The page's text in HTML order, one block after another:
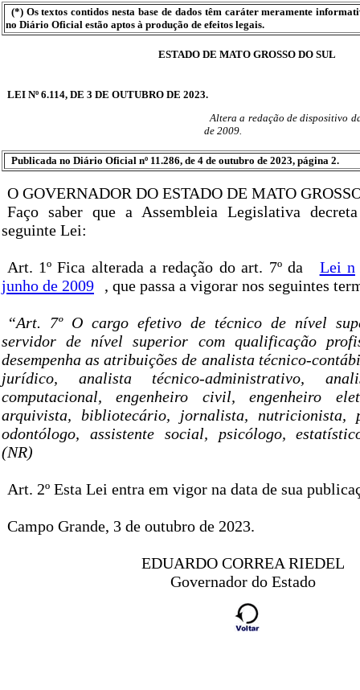
(*) Os textos contidos nesta base de dados têm caráter meramente
no Diário Oficial estão aptos à produção de efeitos legais.
ESTADO DE MATO GROSSO DO SUL
LEI Nº 6.114, DE 3 DE OUTUBRO DE 2023.
Altera a redação de dispositivo
de 2009.
Publicada no Diário Oficial nº 11.286, de 4 de outubro de 2023, página 2.
O GOVERNADOR DO ESTADO DE MATO
Faço saber que a Assembleia Legislativa
seguinte Lei:
Art. 1º Fica alterada a redação do art. 7º da
Lei n
junho de 2009
, que passa a vigorar nos seguintes
“Art. 7º O cargo efetivo de técnico de nível
servidor de nível superior com qualificação
desempenha as atribuições de analista técnico-
jurídico, analista técnico-administrativo,
computacional, engenheiro civil, engenheiro
arquivista, bibliotecário, jornalista, nutricionista,
odontólogo, assistente social, psicólogo,
(NR)
Art. 2º Esta Lei entra em vigor na data de sua
Campo Grande, 3 de outubro de 2023.
EDUARDO CORREA RIEDEL
Governador do Estado